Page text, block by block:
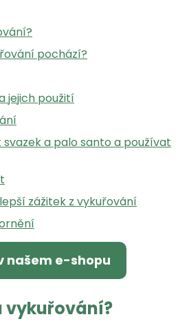
pochází?
jejich použití
a palo santo a používat
zážitek z vykuřování
našem e-shopu
vykuřování?
HLEDAT